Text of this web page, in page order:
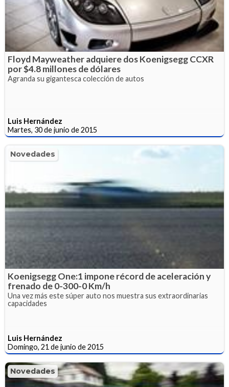
Floyd Mayweather adquiere dos Koenigsegg CCXR
por $4.8 millones de dólares
Agranda su gigantesca colección de autos
Luis Hernández
Martes, 30 de junio de 2015
Novedades
Koenigsegg One:1 impone récord de aceleración y
frenado de 0-300-0 Km/h
Una vez más este súper auto nos muestra sus extraordinarias
capacidades
Luis Hernández
Domingo, 21 de junio de 2015
Novedades